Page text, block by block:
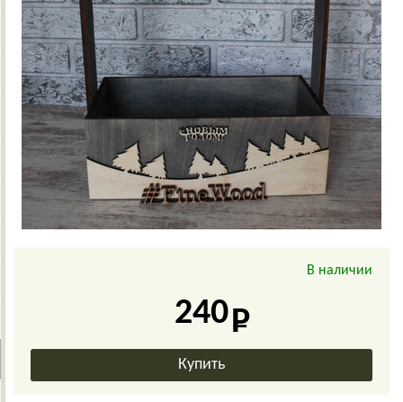
В наличии
240